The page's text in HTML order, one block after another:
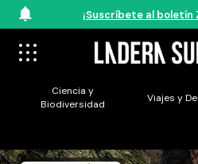
¡Suscríbete al boletín
Ciencia y
Biodiversidad
Viajes y